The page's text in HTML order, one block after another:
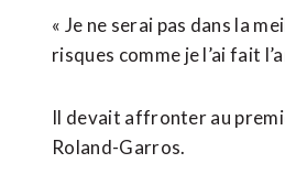
« Je ne serai ​pas dans la
risques comme je l’ai fait
Il devait affronter au
Roland-Garros.